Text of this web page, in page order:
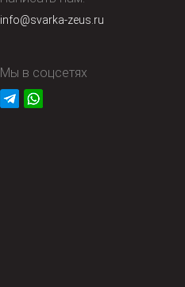
info@svarka-zeus.ru
Мы в соцсетях